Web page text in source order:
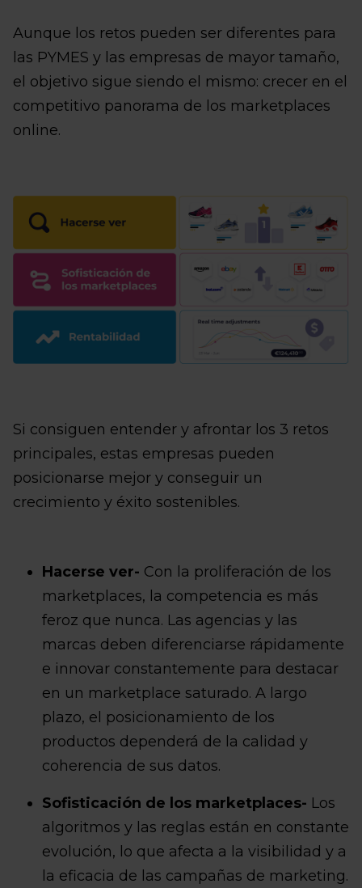
Aunque los retos pueden ser diferentes para
las PYMES y las empresas de mayor tamaño,
el objetivo sigue siendo el mismo: crecer en el
competitivo panorama de los marketplaces
online.
Si consiguen entender y afrontar los 3 retos
principales, estas empresas pueden
posicionarse mejor y conseguir un
crecimiento y éxito sostenibles.
Hacerse ver- Con la proliferación de los
marketplaces, la competencia es más
feroz que nunca. Las agencias y las
marcas deben diferenciarse rápidamente
e innovar constantemente para destacar
en un marketplace saturado. A largo
plazo, el posicionamiento de los
productos dependerá de la calidad y
coherencia de sus datos.
Sofisticación de los marketplaces- Los
algoritmos y las reglas están en constante
evolución, lo que afecta a la visibilidad y a
la eficacia de las campañas de marketing.